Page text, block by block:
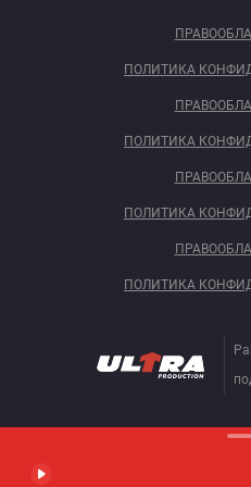
ПОЛИТИКА
ПОЛИТИКА
ПОЛИТИКА
ПОЛИТИКА